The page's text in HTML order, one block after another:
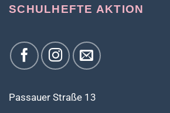
SCHULHEFTE AKTION
Passauer Straße 13